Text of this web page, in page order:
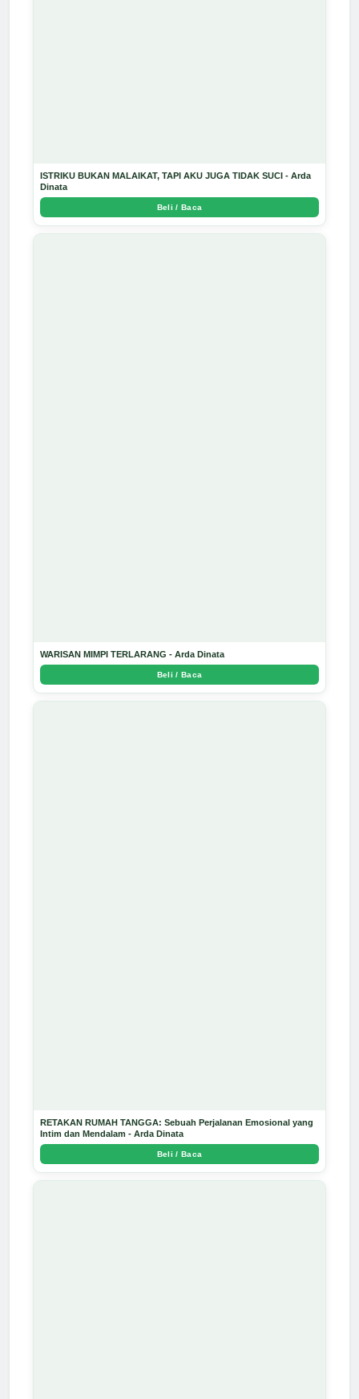
ISTRIKU BUKAN MALAIKAT, TAPI AKU JUGA TIDAK SUCI - Arda
Dinata
Beli / Baca
WARISAN MIMPI TERLARANG - Arda Dinata
Beli / Baca
RETAKAN RUMAH TANGGA: Sebuah Perjalanan Emosional yang
Intim dan Mendalam - Arda Dinata
Beli / Baca